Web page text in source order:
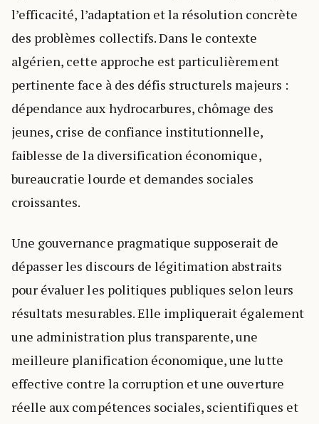
l’efficacité, l’adaptation et la résolution concrète
des problèmes collectifs. Dans le contexte
algérien, cette approche est particulièrement
pertinente face à des défis structurels majeurs :
dépendance aux hydrocarbures, chômage des
jeunes, crise de confiance institutionnelle,
faiblesse de la diversification économique,
bureaucratie lourde et demandes sociales
croissantes.
Une gouvernance pragmatique supposerait de
dépasser les discours de légitimation abstraits
pour évaluer les politiques publiques selon leurs
résultats mesurables. Elle impliquerait également
une administration plus transparente, une
meilleure planification économique, une lutte
effective contre la corruption et une ouverture
réelle aux compétences sociales, scientifiques et